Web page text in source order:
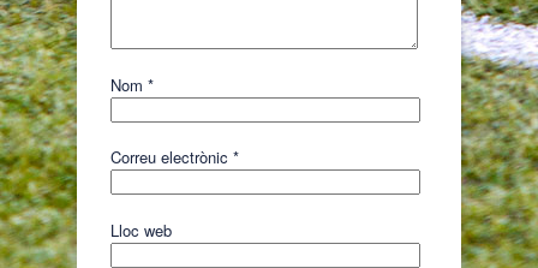
Nom *
Correu electrònic *
Lloc web